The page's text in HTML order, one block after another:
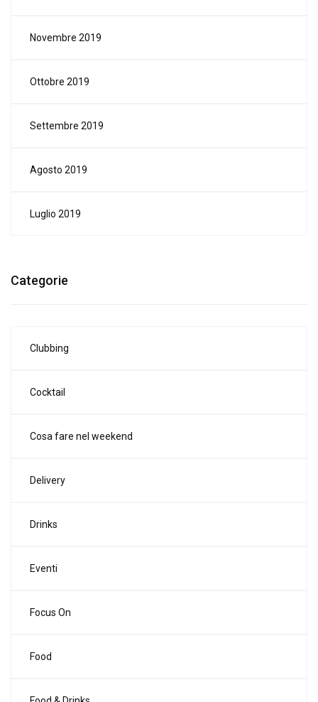
Novembre 2019
Ottobre 2019
Settembre 2019
Agosto 2019
Luglio 2019
Categorie
Clubbing
Cocktail
Cosa fare nel weekend
Delivery
Drinks
Eventi
Focus On
Food